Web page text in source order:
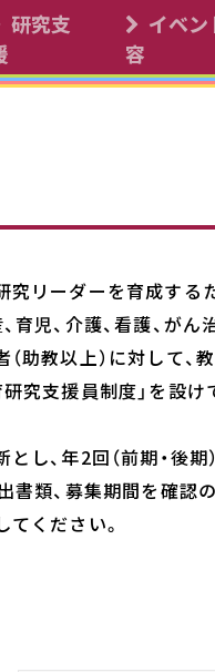
サイエンス
研究支
イベン
容
リーダーを育成する
育児、介護、看護、が
助教以上）に対して
究支援員制度」を設け
し、年2回（前期・後
書類、募集期間を確
ください。